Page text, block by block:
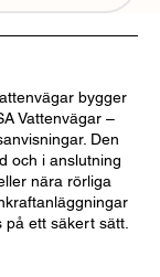
bygger
Vattenvägar –
Den
och i anslutning
nära rörliga
ett säkert sätt.